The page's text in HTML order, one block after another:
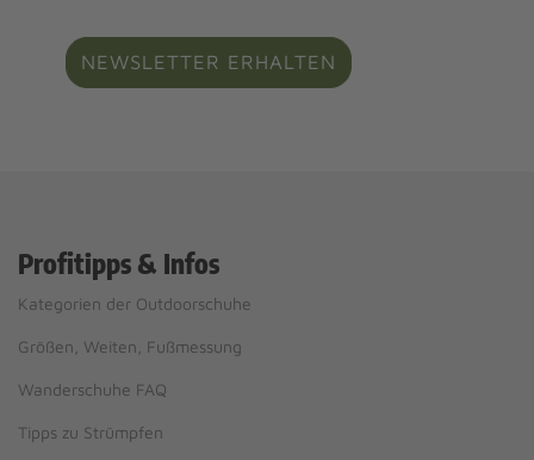
NEWSLETTER ERHALTEN
Profitipps & Infos
Kategorien der Outdoorschuhe
Größen, Weiten, Fußmessung
Wanderschuhe FAQ
Tipps zu Strümpfen